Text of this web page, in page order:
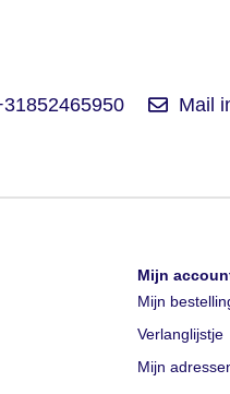
Mail
Mijn
Mijn
Verlanglijstje
Mijn